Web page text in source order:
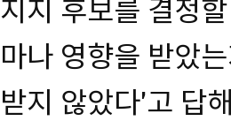
지지 후보를 결정
마나 영향을 받았
받지 않았다'고 답